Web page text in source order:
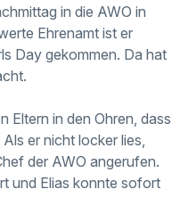
in die AWO in
Ehrenamt ist er
Day gekommen. Da hat
Eltern in den Ohren, dass
er nicht locker lies,
der AWO angerufen.
und Elias konnte sofort